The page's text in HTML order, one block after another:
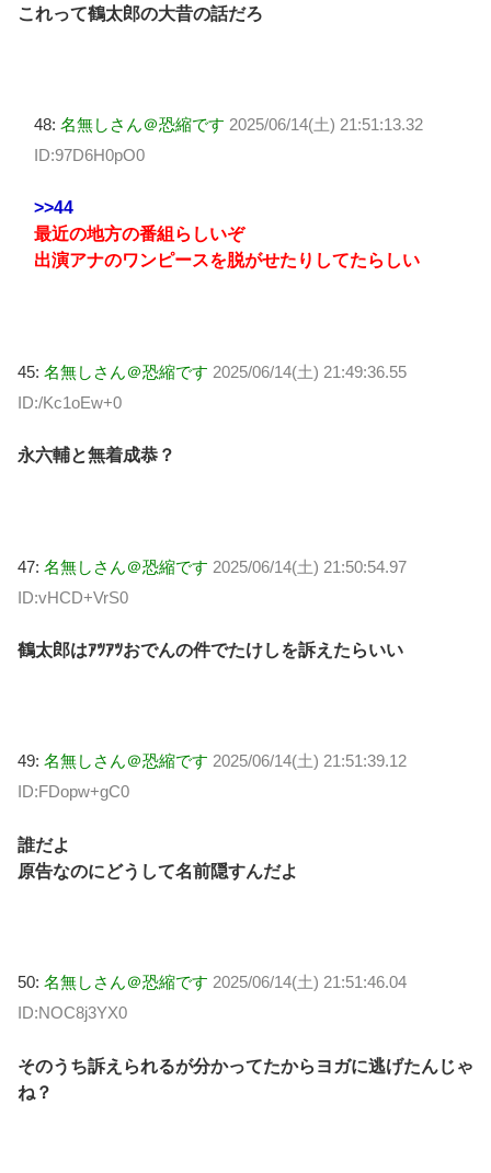
これって鶴太郎の大昔の話だろ
48: 名無しさん＠恐縮です 2025/06/14(土) 21:51:13.32
ID:97D6H0pO0
>>44
最近の地方の番組らしいぞ
出演アナのワンピースを脱がせたりしてたらしい
45: 名無しさん＠恐縮です 2025/06/14(土) 21:49:36.55
ID:/Kc1oEw+0
永六輔と無着成恭？
47: 名無しさん＠恐縮です 2025/06/14(土) 21:50:54.97
ID:vHCD+VrS0
鶴太郎はｱﾂｱﾂおでんの件でたけしを訴えたらいい
49: 名無しさん＠恐縮です 2025/06/14(土) 21:51:39.12
ID:FDopw+gC0
誰だよ
原告なのにどうして名前隠すんだよ
50: 名無しさん＠恐縮です 2025/06/14(土) 21:51:46.04
ID:NOC8j3YX0
そのうち訴えられるが分かってたからヨガに逃げたんじゃ
ね？